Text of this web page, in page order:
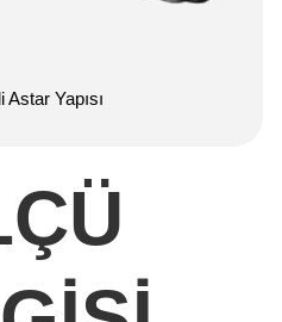
Astar Yapısı